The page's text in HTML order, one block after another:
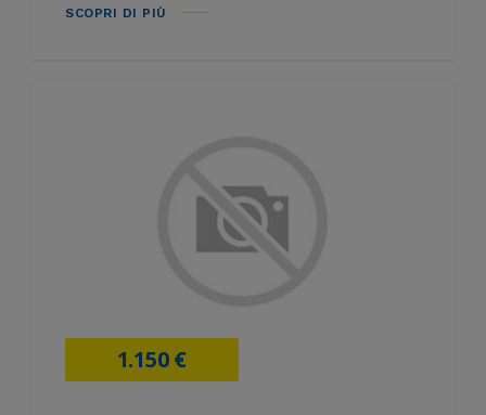
SCOPRI DI PIÙ
1.150 €